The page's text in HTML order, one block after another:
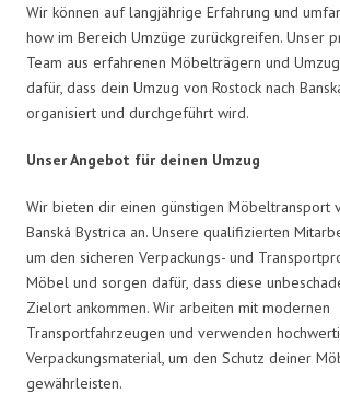
Wir können auf langjährige Erfahrung und
how im Bereich Umzüge zurückgreifen. Unser
Team aus erfahrenen Möbelträgern und
dafür, dass dein Umzug von Rostock nach
organisiert und durchgeführt wird.
Unser Angebot für deinen Umzug
Wir bieten dir einen günstigen Möbeltransport
Banská Bystrica an. Unsere qualifizierten
um den sicheren Verpackungs- und
Möbel und sorgen dafür, dass diese
Zielort ankommen. Wir arbeiten mit modernen
Transportfahrzeugen und verwenden
Verpackungsmaterial, um den Schutz deiner
gewährleisten.